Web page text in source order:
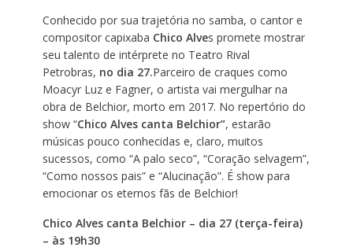
Conhecido por sua trajetória no samba, o cantor e
compositor capixaba Chico Alves promete mostrar
seu talento de intérprete no Teatro Rival
Petrobras, no dia 27.Parceiro de craques como
Moacyr Luz e Fagner, o artista vai mergulhar na
obra de Belchior, morto em 2017. No repertório do
show “Chico Alves canta Belchior”, estarão
músicas pouco conhecidas e, claro, muitos
sucessos, como “A palo seco”, “Coração selvagem”,
“Como nossos pais” e “Alucinação”. É show para
emocionar os eternos fãs de Belchior!
Chico Alves canta Belchior – dia 27 (terça-feira)
– às 19h30